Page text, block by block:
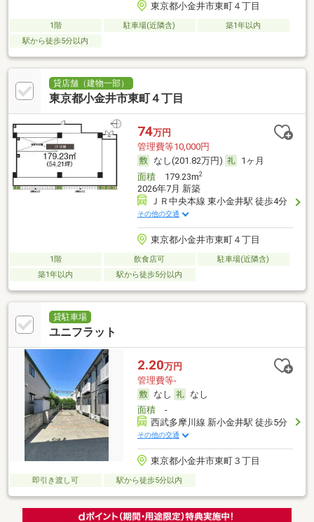
東京都小金井市東町４丁目
1階 駐車場(近隣含)
築1年以内
駅から徒歩5分以内
貸店舗（建物一部）
東京都小金井市東町４丁目
74万円
管理費等10,000円
なし(201.82万円)
1ヶ月
面積179.23m2
2026年7月 新築
ＪＲ中央本線 東小金井駅 徒歩4分
その他の交通
東京都小金井市東町４丁目
1階 飲食店可
駐車場(近隣含)
築1年以内
駅から徒歩5分以内
貸駐車場
ユニフラット
2.20万円
管理費等-
なし
なし
面積-
西武多摩川線 新小金井駅 徒歩5分
その他の交通
東京都小金井市東町３丁目
即引き渡し可 駅から徒歩5分以内